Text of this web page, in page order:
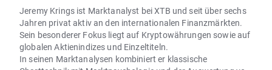
Jeremy Krings ist Marktanalyst bei XTB und seit über sechs
Jahren privat aktiv an den internationalen Finanzmärkten.
Sein besonderer Fokus liegt auf Kryptowährungen sowie auf
globalen Aktienindizes und Einzeltiteln.
In seinen Marktanalysen kombiniert er klassische